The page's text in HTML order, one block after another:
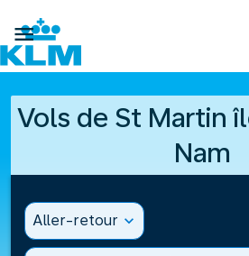

Vols de St Martin
Nam
Aller-retour expand_more